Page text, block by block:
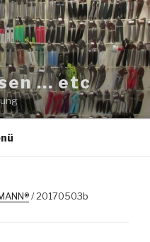
… etc
/ 20170503b